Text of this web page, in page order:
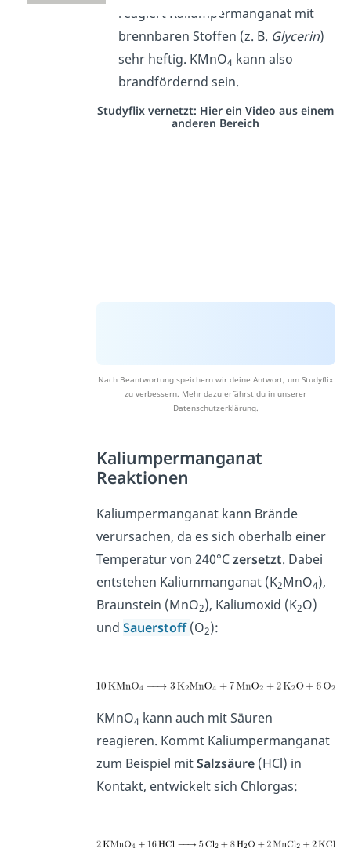
reagiert Kaliumpermanganat mit
brennbaren Stoffen (z. B. Glycerin)
sehr heftig. KMnO4 kann also
brandfördernd sein.
Studyflix vernetzt: Hier ein Video aus einem
anderen Bereich
Nach Beantwortung speichern wir deine Antwort, um Studyflix
zu verbessern. Mehr dazu erfährst du in unserer
Datenschutzerklärung.
Kaliumpermanganat
Reaktionen
Kaliumpermanganat kann Brände
verursachen, da es sich oberhalb einer
Temperatur von 240°Czersetzt. Dabei
entstehen Kaliummanganat (K2MnO4),
Braunstein (MnO2), Kaliumoxid (K2O)
und Sauerstoff(O2):
KMnO4kann auch mit Säuren
reagieren. Kommt Kaliumpermanganat
zum Beispiel mitSalzsäure(HCl) in
Kontakt, entwickelt sich Chlorgas: